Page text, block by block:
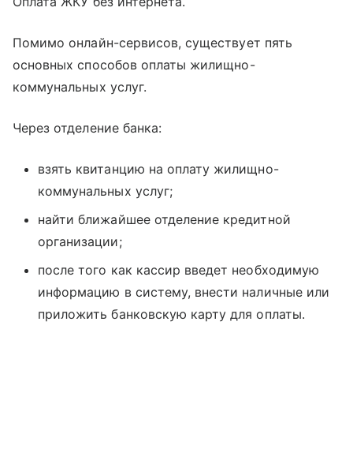
Помимо онлайн-сервисов, существует пять
основных способов оплаты жилищно-
коммунальных услуг.
Через отделение банка:
взять квитанцию на оплату жилищно-
коммунальных услуг;
найти ближайшее отделение кредитной
организации;
после того как кассир введет необходимую
информацию в систему, внести наличные или
приложить банковскую карту для оплаты.